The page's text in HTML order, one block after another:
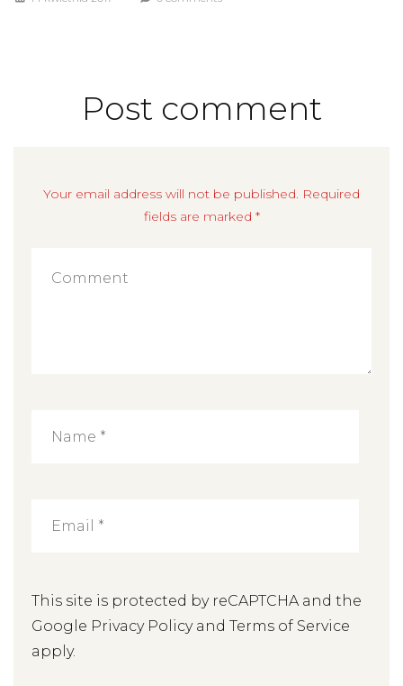
Post comment
Your email address will not be published. Required
fields are marked *
This site is protected by reCAPTCHA and the
Google Privacy Policyand Terms of Service
apply.